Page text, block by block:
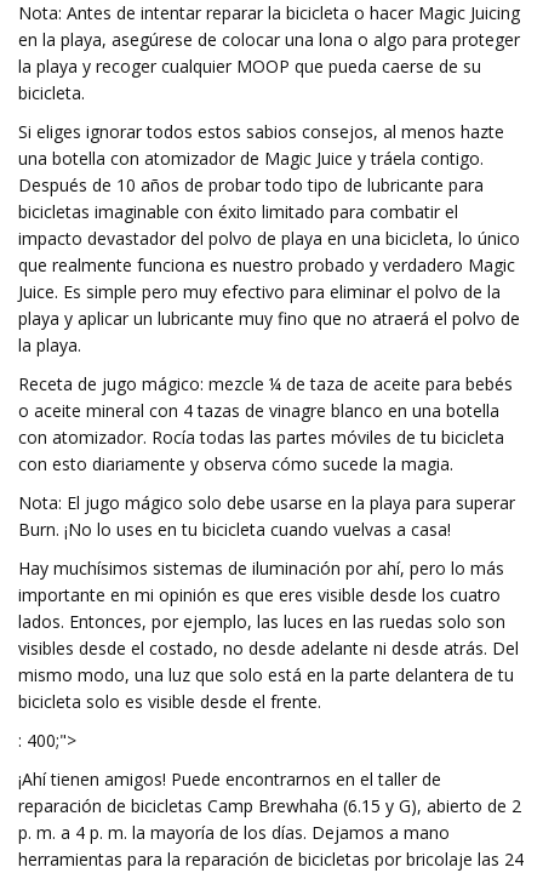
Nota: Antes de intentar reparar la bicicleta o hacer Magic Juicing
en la playa, asegúrese de colocar una lona o algo para proteger
la playa y recoger cualquier MOOP que pueda caerse de su
bicicleta.
Si eliges ignorar todos estos sabios consejos, al menos hazte
una botella con atomizador de Magic Juice y tráela contigo.
Después de 10 años de probar todo tipo de lubricante para
bicicletas imaginable con éxito limitado para combatir el
impacto devastador del polvo de playa en una bicicleta, lo único
que realmente funciona es nuestro probado y verdadero Magic
Juice. Es simple pero muy efectivo para eliminar el polvo de la
playa y aplicar un lubricante muy fino que no atraerá el polvo de
la playa.
Receta de jugo mágico: mezcle ¼ de taza de aceite para bebés
o aceite mineral con 4 tazas de vinagre blanco en una botella
con atomizador. Rocía todas las partes móviles de tu bicicleta
con esto diariamente y observa cómo sucede la magia.
Nota: El jugo mágico solo debe usarse en la playa para superar
Burn. ¡No lo uses en tu bicicleta cuando vuelvas a casa!
Hay muchísimos sistemas de iluminación por ahí, pero lo más
importante en mi opinión es que eres visible desde los cuatro
lados. Entonces, por ejemplo, las luces en las ruedas solo son
visibles desde el costado, no desde adelante ni desde atrás. Del
mismo modo, una luz que solo está en la parte delantera de tu
bicicleta solo es visible desde el frente.
: 400;">
¡Ahí tienen amigos! Puede encontrarnos en el taller de
reparación de bicicletas Camp Brewhaha (6.15 y G), abierto de 2
p. m. a 4 p. m. la mayoría de los días. Dejamos a mano
herramientas para la reparación de bicicletas por bricolaje las 24